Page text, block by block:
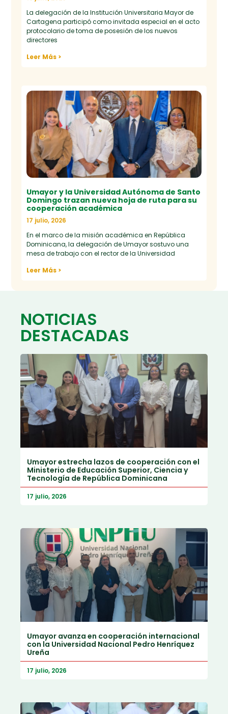
La delegación de la Institución Universitaria Mayor de
Cartagena participó como invitada especial en el acto
protocolario de toma de posesión de los nuevos
directores
Leer Más >
Umayor y la Universidad Autónoma de Santo
Domingo trazan nueva hoja de ruta para su
cooperación académica
17 julio, 2026
En el marco de la misión académica en República
Dominicana, la delegación de Umayor sostuvo una
mesa de trabajo con el rector de la Universidad
Leer Más >
NOTICIAS
DESTACADAS
Umayor estrecha lazos de cooperación con el
Ministerio de Educación Superior, Ciencia y
Tecnología de República Dominicana
17 julio, 2026
Umayor avanza en cooperación internacional
con la Universidad Nacional Pedro Henríquez
Ureña
17 julio, 2026